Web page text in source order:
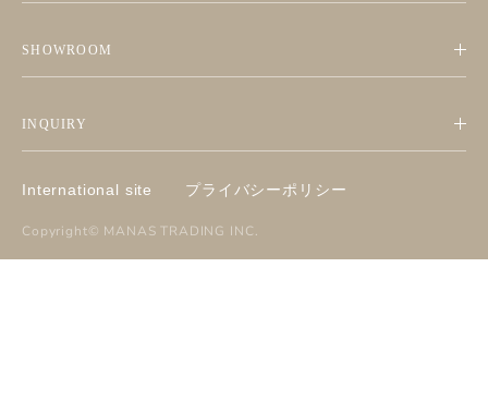
SHOWROOM
INQUIRY
International site プライバシーポリシー
Copyright© MANAS TRADING INC.